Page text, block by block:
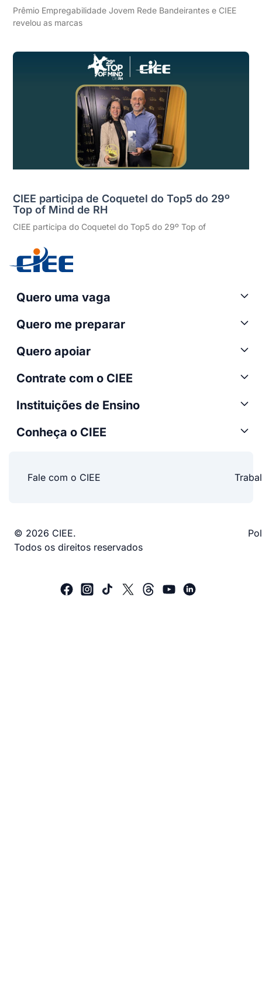
Prêmio Empregabilidade Jovem Rede Bandeirantes e CIEE
revelou as marcas
CIEE participa de Coquetel do Top5 do 29º
Top of Mind de RH
CIEE participa do Coquetel do Top5 do 29º Top of
Quero uma vaga
Quero me preparar
Quero apoiar
Contrate com o CIEE
Instituições de Ensino
Conheça o CIEE
Fale com o CIEE
© 2026 CIEE.
Todos os direitos reservados